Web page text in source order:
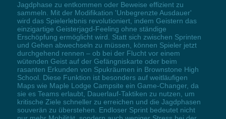
Jagdphase zu entkommen oder Beweise effizient zu
sammeln. Mit der Modifikation 'Unbegrenzte Ausdauer'
wird das Spielerlebnis revolutioniert, indem Geistern das
einzigartige Geisterjagd-Feeling ohne ständige
Erschöpfung ermöglicht wird. Statt sich zwischen Sprinten
und Gehen abwechseln zu müssen, können Spieler jetzt
durchgehend rennen – ob bei der Flucht vor einem
wütenden Geist auf der Gefängniskarte oder beim
rasanten Erkunden von Spukräumen in Brownstone High
School. Diese Funktion ist besonders auf weitläufigen
Maps wie Maple Lodge Campsite ein Game-Changer, da
sie es Teams erlaubt, Dauerlauf-Taktiken zu nutzen, um
kritische Ziele schneller zu erreichen und die Jagdphasen
souverän zu überstehen. Endloser Sprint bedeutet nicht